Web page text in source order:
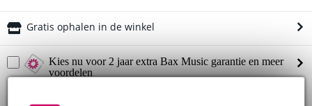
Gratis ophalen in de winkel
Kies nu voor 2 jaar extra Bax Music garantie en meer
voordelen